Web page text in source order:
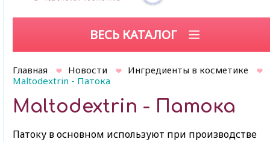
ВЕСЬ КАТАЛОГ
Главная Новости
Ингредиенты в косметике
Maltodextrin - Патока
Maltodextrin - Патока
Патоку в основном используют при производстве